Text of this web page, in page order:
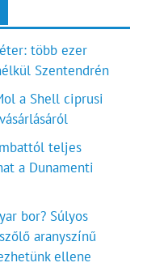
több ezer
Szentendrén
a Shell ciprusi
teljes
a Dunamenti
bor? Súlyos
aranyszínű
ellene